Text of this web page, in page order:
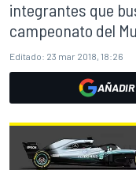
integrantes que
campeonato del
Editado: 23 mar 2018, 18:26
AÑADIR